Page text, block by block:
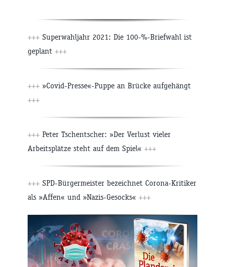
+++ Superwahljahr 2021: Die 100-%-Briefwahl ist
geplant +++
+++ »Covid-Presse«-Puppe an Brücke aufgehängt
+++
+++ Peter Tschentscher: »Der Verlust vieler
Arbeitsplätze steht auf dem Spiel« +++
+++ SPD-Bürgermeister bezeichnet Corona-Kritiker
als »Affen« und »Nazis-Gesocks« +++